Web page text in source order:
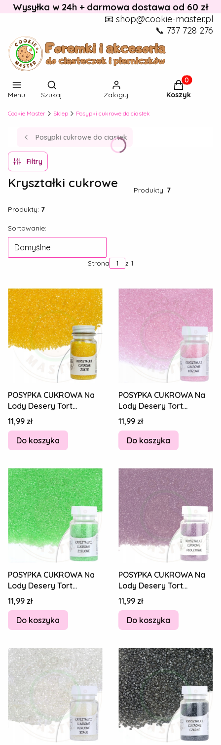
Wysyłka w 24h + darmowa dostawa od 60 zł
📧 shop@cookie-master.pl
📞 737 728 276
Menu
Otwórz wyszukiwarkę
Szukaj Zaloguj
Produkty w
Koszyk
Cookie Master Sklep Posypki cukrowe do ciastek
Posypki cukrowe do ciastek
Filtry
Kryształki cukrowe Produkty: 7
Produkty: 7
Lista produktów
Sortowanie:
Domyślne
Strona z 1
POSYPKA CUKROWA Na
Lody Desery Tort
Kryształki cukrowe -
ŻÓŁTE 50g
Cena
11,99 zł
Do koszyka
POSYPKA CUKROWA Na
Lody Desery Tort
Kryształki cukrowe -
RÓŻOWE 50g
Cena
11,99 zł
Do koszyka
POSYPKA CUKROWA Na
Lody Desery Tort
Kryształki cukrowe -
ZIELONE 50g
Cena
11,99 zł
Do koszyka
POSYPKA CUKROWA Na
Lody Desery Tort
Kryształki cukrowe -
FIOLETOWY 50g
Cena
11,99 zł
Do koszyka